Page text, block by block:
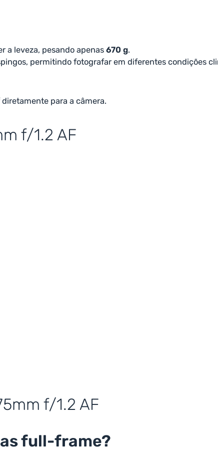
a leveza, pesando apenas 670 g.
permitindo fotografar em diferentes condições
para a câmera.
f/1.2 AF
f/1.2 AF
full-frame?